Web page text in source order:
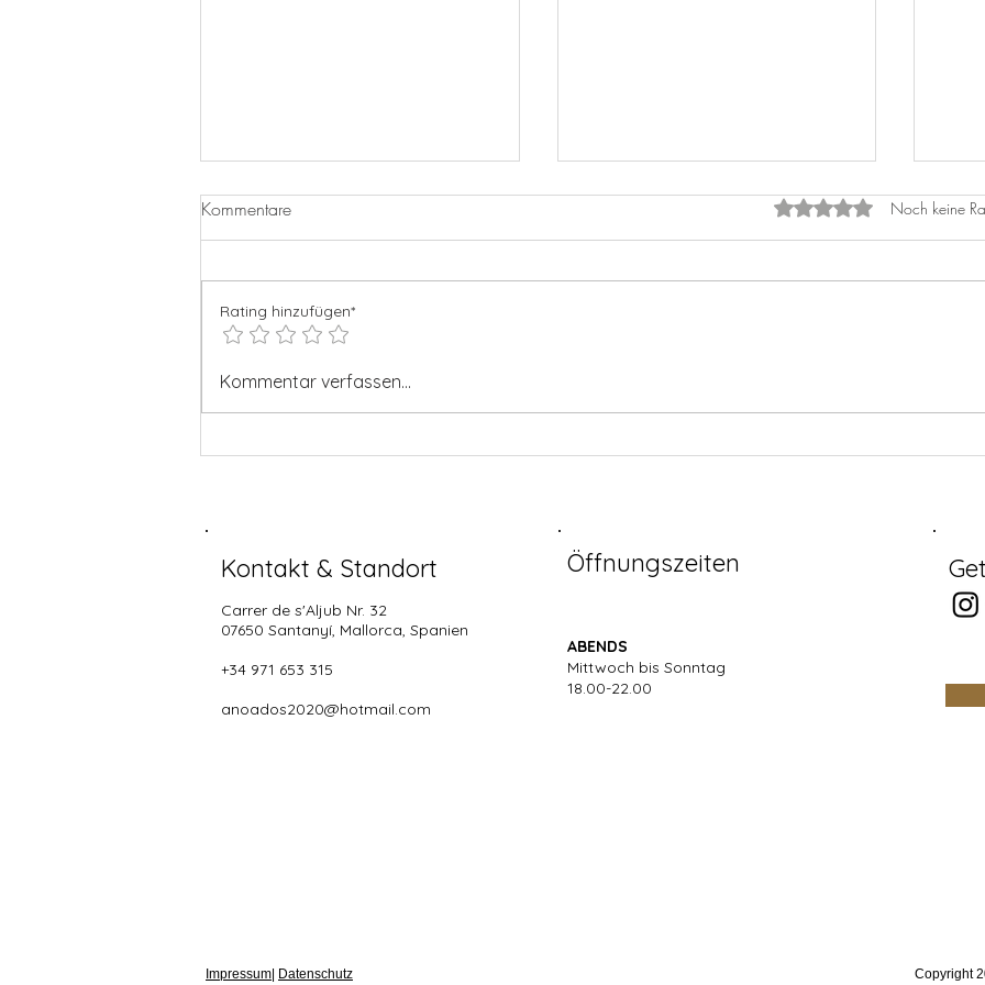
KÜCHE HEUTE BIS 21.00!!⚽️
Kommentare Mit 0 von 5 Sternen
Noch keine
Rating hinzufügen*
Kommentar verfassen...
Kontakt & Standort
Carrer de s'Aljub Nr. 32
07650 Santanyí, Mallorca, Spanien
+34 971 653 315
anoados2020@hotmail.com
Öffnungszeiten
ABENDS
Mittwoch bis Sonntag​
18.00-22.00
Impressum| Datenschutz Copyright